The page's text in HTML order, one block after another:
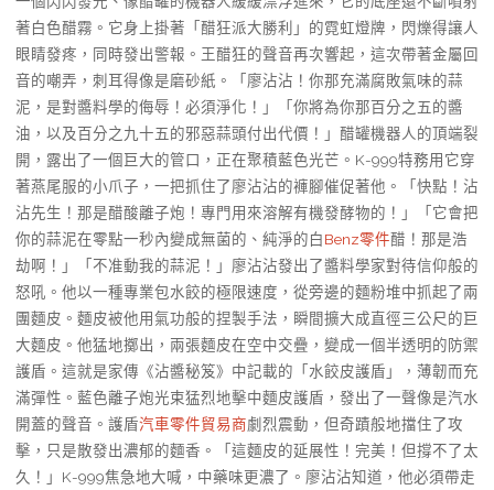
著白色醋霧。它身上掛著「醋狂派大勝利」的霓虹燈牌，閃爍得讓人
眼睛發疼，同時發出警報。王醋狂的聲音再次響起，這次帶著金屬回
音的嘲弄，刺耳得像是磨砂紙。「廖沾沾！你那充滿腐敗氣味的蒜
泥，是對醬料學的侮辱！必須淨化！」「你將為你那百分之五的醬
油，以及百分之九十五的邪惡蒜頭付出代價！」醋罐機器人的頂端裂
開，露出了一個巨大的管口，正在聚積藍色光芒。K-999特務用它穿
著燕尾服的小爪子，一把抓住了廖沾沾的褲腳催促著他。「快點！沾
沾先生！那是醋酸離子炮！專門用來溶解有機發酵物的！」「它會把
你的蒜泥在零點一秒內變成無菌的、純淨的白Benz零件醋！那是浩
劫啊！」「不准動我的蒜泥！」廖沾沾發出了醬料學家對待信仰般的
怒吼。他以一種專業包水餃的極限速度，從旁邊的麵粉堆中抓起了兩
團麵皮。麵皮被他用氣功般的捏製手法，瞬間擴大成直徑三公尺的巨
大麵皮。他猛地擲出，兩張麵皮在空中交疊，變成一個半透明的防禦
護盾。這就是家傳《沾醬秘笈》中記載的「水餃皮護盾」，薄韌而充
滿彈性。藍色離子炮光束猛烈地擊中麵皮護盾，發出了一聲像是汽水
開蓋的聲音。護盾汽車零件貿易商劇烈震動，但奇蹟般地擋住了攻
擊，只是散發出濃郁的麵香。「這麵皮的延展性！完美！但撐不了太
久！」K-999焦急地大喊，中藥味更濃了。廖沾沾知道，他必須帶走